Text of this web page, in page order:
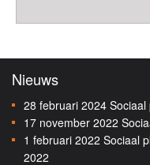
Nieuws
28 februari 2024 Sociaal
17 november 2022
1 februari 2022 Sociaal
2022